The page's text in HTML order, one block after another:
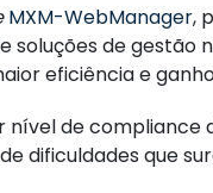
MXM-WebManager,
soluções de gestão
eficiência e
nível de compliance
dificuldades que